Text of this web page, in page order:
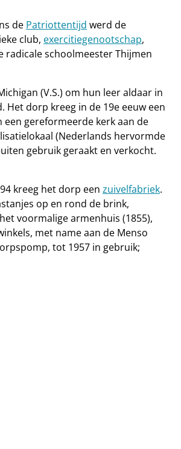
de Patriottentijd werd de
club, exercitiegenootschap,
radicale schoolmeester Thijmen
(V.S.) om hun leer aldaar in
dorp kreeg in de 19e eeuw een
een gereformeerde kerk aan de
(Nederlands hervormde
gebruik geraakt en verkocht.
kreeg het dorp een zuivelfabriek.
op en rond de brink,
voormalige armenhuis (1855),
met name aan de Menso
tot 1957 in gebruik;